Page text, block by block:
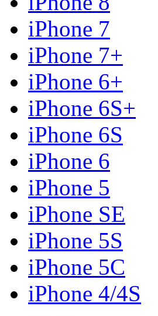
iPhone 7
iPhone 7+
iPhone 6+
iPhone 6S+
iPhone 6S
iPhone 6
iPhone 5
iPhone SE
iPhone 5S
iPhone 5C
iPhone 4/4S